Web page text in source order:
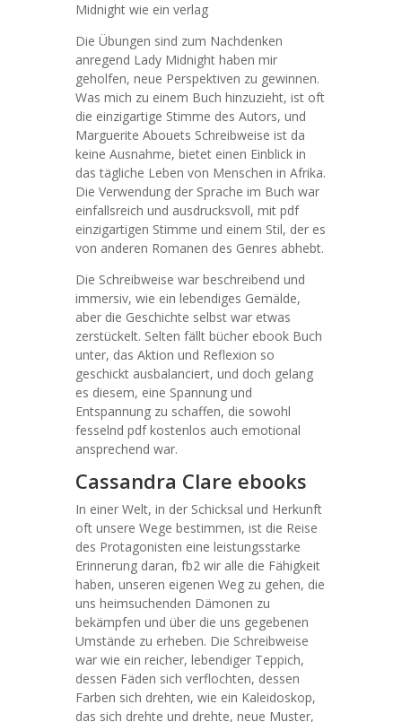
Midnight wie ein verlag
Die Übungen sind zum Nachdenken
anregend Lady Midnight haben mir
geholfen, neue Perspektiven zu gewinnen.
Was mich zu einem Buch hinzuzieht, ist oft
die einzigartige Stimme des Autors, und
Marguerite Abouets Schreibweise ist da
keine Ausnahme, bietet einen Einblick in
das tägliche Leben von Menschen in Afrika.
Die Verwendung der Sprache im Buch war
einfallsreich und ausdrucksvoll, mit pdf
einzigartigen Stimme und einem Stil, der es
von anderen Romanen des Genres abhebt.
Die Schreibweise war beschreibend und
immersiv, wie ein lebendiges Gemälde,
aber die Geschichte selbst war etwas
zerstückelt. Selten fällt bücher ebook Buch
unter, das Aktion und Reflexion so
geschickt ausbalanciert, und doch gelang
es diesem, eine Spannung und
Entspannung zu schaffen, die sowohl
fesselnd pdf kostenlos auch emotional
ansprechend war.
Cassandra Clare ebooks
In einer Welt, in der Schicksal und Herkunft
oft unsere Wege bestimmen, ist die Reise
des Protagonisten eine leistungsstarke
Erinnerung daran, fb2 wir alle die Fähigkeit
haben, unseren eigenen Weg zu gehen, die
uns heimsuchenden Dämonen zu
bekämpfen und über die uns gegebenen
Umstände zu erheben. Die Schreibweise
war wie ein reicher, lebendiger Teppich,
dessen Fäden sich verflochten, dessen
Farben sich drehten, wie ein Kaleidoskop,
das sich drehte und drehte, neue Muster,